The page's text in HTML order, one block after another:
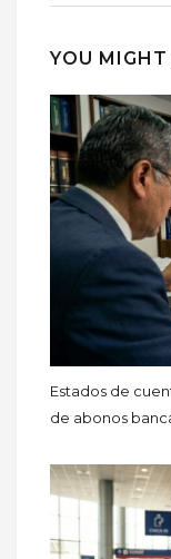
YOU
Estados de
de abonos